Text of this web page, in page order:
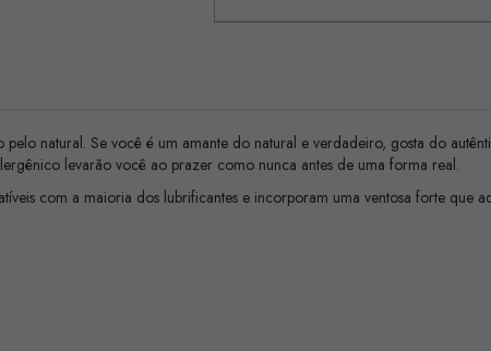
natural. Se você é um amante do natural e verdadeiro, gosta do
levarão você ao prazer como nunca antes de uma forma real.
com a maioria dos lubrificantes e incorporam uma ventosa forte que